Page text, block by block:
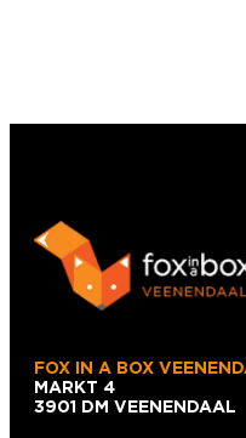
FOX IN A BOX
MARKT 4
3901 DM VEENENDAAL